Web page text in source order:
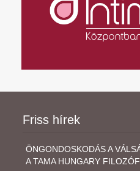
Friss hírek
ÖNGONDOSKODÁS A
A TAMA HUNGARY